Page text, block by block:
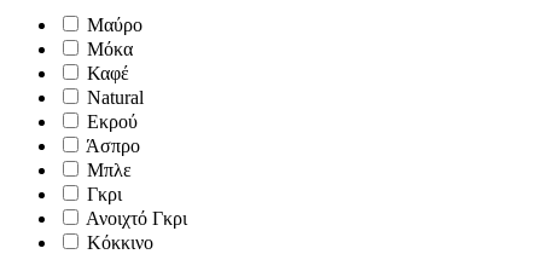
Μαύρο
Μόκα
Καφέ
Natural
Εκρού
Άσπρο
Μπλε
Γκρι
Ανοιχτό Γκρι
Κόκκινο